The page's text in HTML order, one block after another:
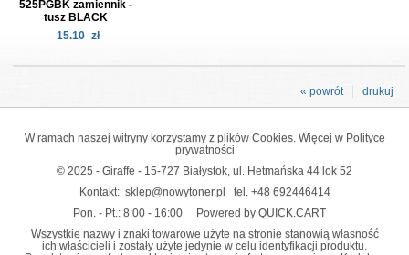
525PGBK zamiennik -
tusz BLACK
15.10 zł
drukuj
« powrót
W ramach naszej witryny korzystamy z plików Cookies. Więcej w Polityce
prywatności
© 2025 - Giraffe - 15-727 Białystok, ul. Hetmańska 44 lok 52
Kontakt: sklep@nowytoner.pl tel. +48 692446414
Pon. - Pt.: 8:00 - 16:00
Powered by QUICK.CART
Wszystkie nazwy i znaki towarowe użyte na stronie stanowią własność
ich właścicieli i zostały użyte jedynie w celu identyfikacji produktu.